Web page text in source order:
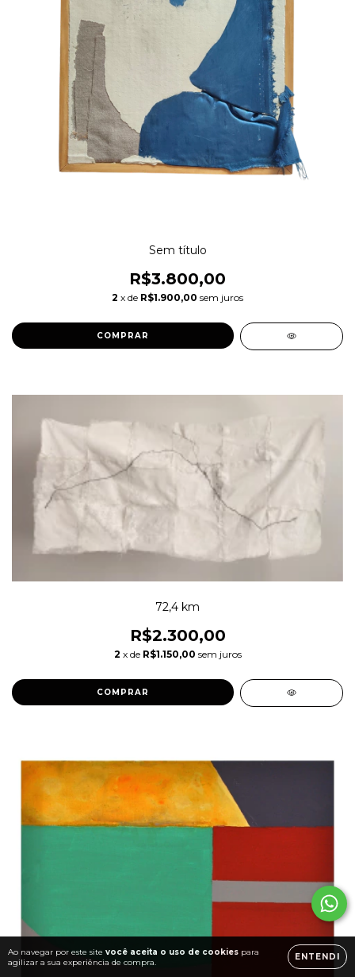
Ao navegar por este site você aceita o uso de cookies para
agilizar a sua experiência de compra.
ENTENDI
Sem título
R$3.800,00
2 x de R$1.900,00 sem juros
72,4 km
R$2.300,00
2 x de R$1.150,00 sem juros